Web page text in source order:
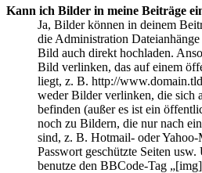
Kann ich Bilder in meine Beiträge
Ja, Bilder können in deinem
die Administration
Bild auch direkt hochladen.
Bild verlinken, das auf einem
liegt, z. B. http://
weder Bilder verlinken, die sich
befinden (außer es ist ein
noch zu Bildern, die nur nach
sind, z. B. Hotmail- oder
Passwort geschützte Seiten
benutze den BBCode-Tag